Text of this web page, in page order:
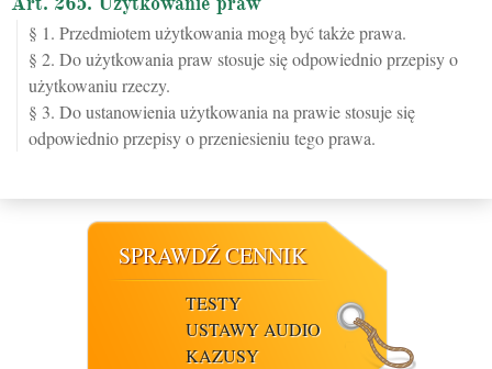
§ 1. Przedmiotem użytkowania mogą być także prawa.
§ 2. Do użytkowania praw stosuje się odpowiednio przepisy o
użytkowaniu rzeczy.
§ 3. Do ustanowienia użytkowania na prawie stosuje się
odpowiednio przepisy o przeniesieniu tego prawa.
SPRAWDŹ CENNIK
TESTY
USTAWY AUDIO
KAZUSY